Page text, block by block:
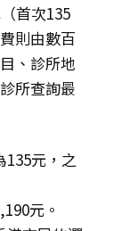
首次135
則由數百
、診所地
所查詢最
元，之
元。